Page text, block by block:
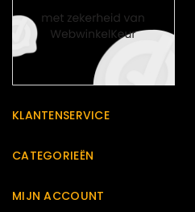
KLANTENSERVICE
CATEGORIEËN
MIJN ACCOUNT